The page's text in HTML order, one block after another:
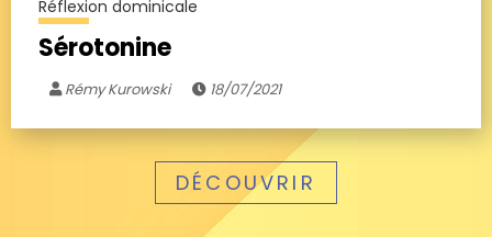
Réflexion dominicale
Sérotonine
Rémy Kurowski 18/07/2021
DÉCOUVRIR